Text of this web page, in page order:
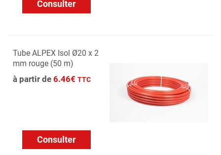
Consulter
Tube ALPEX Isol Ø20 x 2
mm rouge (50 m)
à partir de 6.46€ TTC
Consulter